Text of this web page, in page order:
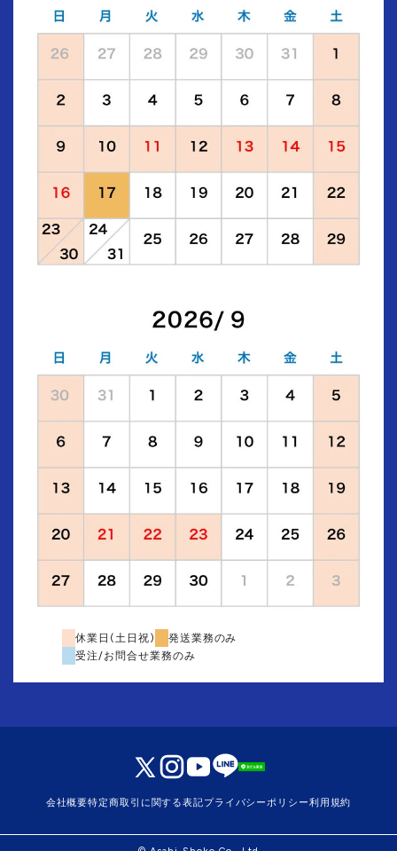
休業日(土日祝)
発送業務のみ
受注/お問合せ業務のみ
会社概要特定商取引に関する表記プライバシーポリシー利用規約